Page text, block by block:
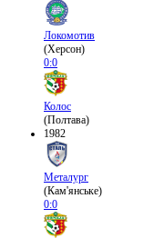
Локомотив
(Херсон)
0:0
Колос
(Полтава)
1982
Металург
(Кам'янське)
0:0